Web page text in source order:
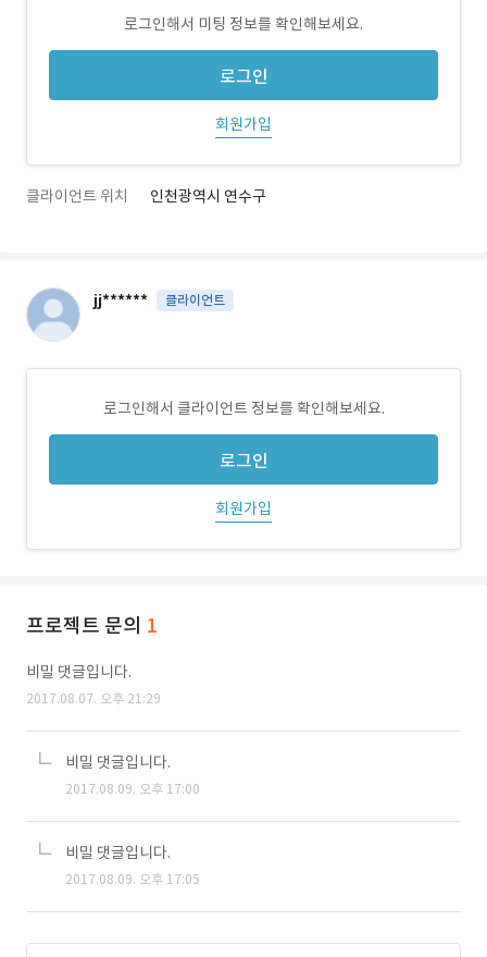
로그인해서 미팅 정보를 확인해보세요.
로그인
회원가입
클라이언트 위치 인천광역시 연수구
jj****** 클라이언트
로그인해서 클라이언트 정보를 확인해보세요.
로그인
회원가입
프로젝트 문의 1
비밀 댓글입니다.
2017.08.07. 오후 21:29
비밀 댓글입니다.
2017.08.09. 오후 17:00
비밀 댓글입니다.
2017.08.09. 오후 17:05